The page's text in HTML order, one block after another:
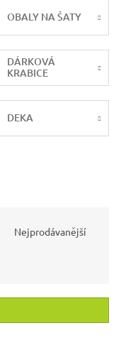
OBALY NA ŠATY
DÁRKOVÁ
KRABICE
DEKA
Nejprodávanější